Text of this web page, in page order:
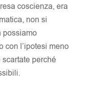
coscienza, era
non si
possiamo
con l’ipotesi meno
perché